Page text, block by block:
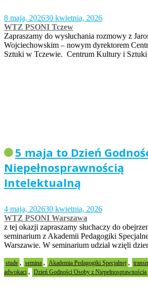
8 maja, 202630 kwietnia, 2026
WTZ PSONI Tczew
Zapraszamy do wysłuchania rozmowy z
Wojciechowskim – nowym dyrektorem
Sztuki w Tczewie. Centrum Kultury i
5 maja to Dzień
Niepełnosprawnością
Intelektualną
4 maja, 202630 kwietnia, 2026
WTZ PSONI Warszawa
z tej okazji zapraszamy słuchaczy do
seminarium z Akademii Pedagogiki
Warszawie. W seminarium udział wzięli
stude , semina , Akademia Pedagogiki Specjalnej ,
adwokaci , Dzień Godności Osoby z